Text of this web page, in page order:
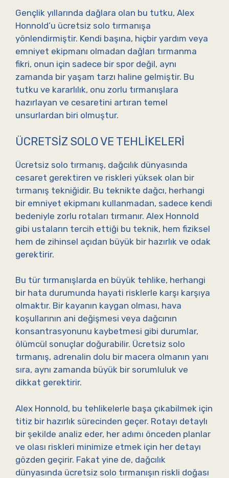
Gençlik yıllarında dağlara olan bu tutku, Alex
Honnold’u ücretsiz solo tırmanışa
yönlendirmiştir. Kendi başına, hiçbir yardım veya
emniyet ekipmanı olmadan dağları tırmanma
fikri, onun için sadece bir spor değil, aynı
zamanda bir yaşam tarzı haline gelmiştir. Bu
tutku ve kararlılık, onu zorlu tırmanışlara
hazırlayan ve cesaretini artıran temel
unsurlardan biri olmuştur.
ÜCRETSIZ SOLO VE TEHLIKELERI
Ücretsiz solo tırmanış, dağcılık dünyasında
cesaret gerektiren ve riskleri yüksek olan bir
tırmanış tekniğidir. Bu teknikte dağcı, herhangi
bir emniyet ekipmanı kullanmadan, sadece kendi
bedeniyle zorlu rotaları tırmanır. Alex Honnold
gibi ustaların tercih ettiği bu teknik, hem fiziksel
hem de zihinsel açıdan büyük bir hazırlık ve odak
gerektirir.
Bu tür tırmanışlarda en büyük tehlike, herhangi
bir hata durumunda hayati risklerle karşı karşıya
olmaktır. Bir kayanın kaygan olması, hava
koşullarının ani değişmesi veya dağcının
konsantrasyonunu kaybetmesi gibi durumlar,
ölümcül sonuçlar doğurabilir. Ücretsiz solo
tırmanış, adrenalin dolu bir macera olmanın yanı
sıra, aynı zamanda büyük bir sorumluluk ve
dikkat gerektirir.
Alex Honnold, bu tehlikelerle başa çıkabilmek için
titiz bir hazırlık sürecinden geçer. Rotayı detaylı
bir şekilde analiz eder, her adımı önceden planlar
ve olası riskleri minimize etmek için her detayı
gözden geçirir. Fakat yine de, dağcılık
dünyasında ücretsiz solo tırmanışın riskli doğası